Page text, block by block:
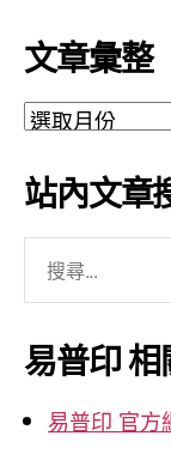
文章彙整
文
彙
整
站內文章
關
鍵
字:
易普印
易普印 官方